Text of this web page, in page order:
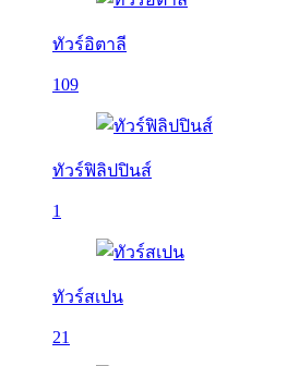
ทัวร์อิตาลี
109
ทัวร์ฟิลิปปินส์
1
ทัวร์สเปน
21